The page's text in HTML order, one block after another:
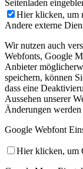
Seitenladen
Hier klicken, um
Andere externe
Wir nutzen auch
Webfonts, Google
Anbieter
speichern, können
dass eine
Aussehen unserer
Änderungen
Google Webfont
Hier klicken, um